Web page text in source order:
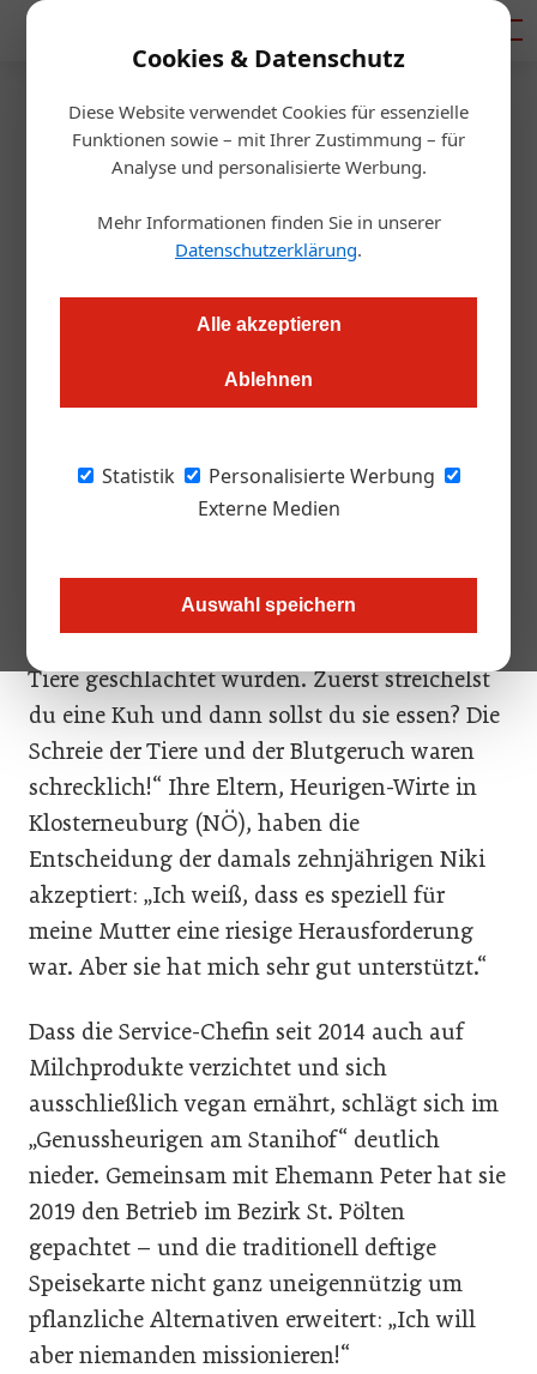
Cookies & Datenschutz
Diese Website verwendet Cookies für essenzielle
Funktionen sowie – mit Ihrer Zustimmung – für
Analyse und personalisierte Werbung.
Mehr Informationen finden Sie in unserer
Datenschutzerklärung.
Alle akzeptieren
Ablehnen
Statistik
Personalisierte Werbung
Externe Medien
Auswahl speichern
Startseite/Gastro & Hotel
Serie „Mein Wirtshaus“:
Stanihof
Weil Service-Chefin Nicole Hruska überzeugte Veganerin ist,
erweiterte sie gemeinsam mit Ehemann Peter die Speisekarte
Erfolg ist der Lohn für eine riskante Entscheidung.
Fleisch kommt ihr nicht mehr auf den Teller.
„Wir haben regelmäßig in der Steiermark
Tiere geschlachtet wurden. Zuerst streichelst
du eine Kuh und dann sollst du sie essen? Die
Schreie der Tiere und der Blutgeruch waren
schrecklich!“ Ihre Eltern, Heurigen-Wirte in
Klosterneuburg (NÖ), haben die
Entscheidung der damals zehnjährigen Niki
akzeptiert: „Ich weiß, dass es speziell für
meine Mutter eine riesige Herausforderung
war. Aber sie hat mich sehr gut unterstützt.“
Dass die Service-Chefin seit 2014 auch auf
Milchprodukte verzichtet und sich
ausschließlich vegan ernährt, schlägt sich im
„Genussheurigen am Stanihof“ deutlich
nieder. Gemeinsam mit Ehemann Peter hat sie
2019 den Betrieb im Bezirk St. Pölten
gepachtet – und die traditionell deftige
Speisekarte nicht ganz uneigennützig um
pflanzliche Alternativen erweitert: „Ich will
aber niemanden missionieren!“